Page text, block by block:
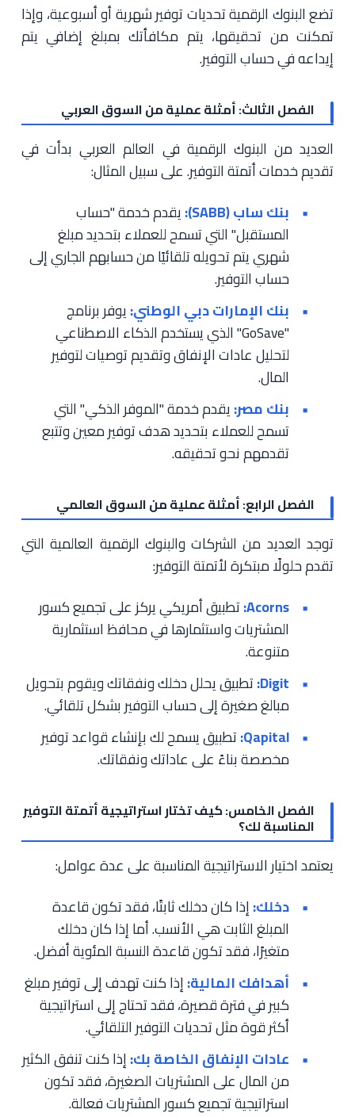
تضع البنوك الرقمية تحديات توفير شهرية أو أسبوعية، وإذا
تمكنت من تحقيقها، يتم مكافأتك بمبلغ إضافي يتم
إيداعه في حساب التوفير.
الفصل الثالث: أمثلة عملية من السوق العربي
العديد من البنوك الرقمية في العالم العربي بدأت في
تقديم خدمات أتمتة التوفير. على سبيل المثال:
بنك ساب (SABB):
يقدم خدمة "حساب
المستقبل" التي تسمح للعملاء بتحديد مبلغ
شهري يتم تحويله تلقائيًا من حسابهم الجاري إلى
حساب التوفير.
بنك الإمارات دبي الوطني:يوفر برنامج
"GoSave" الذي يستخدم الذكاء الاصطناعي
لتحليل عادات الإنفاق وتقديم توصيات لتوفير
المال.
بنك مصر:يقدم خدمة "الموفر الذكي" التي
تسمح للعملاء بتحديد هدف توفير معين وتتبع
تقدمهم نحو تحقيقه.
الفصل الرابع: أمثلة عملية من السوق العالمي
توجد العديد من الشركات والبنوك الرقمية العالمية التي
تقدم حلولًا مبتكرة لأتمتة التوفير:
Acorns: تطبيق أمريكي يركز على تجميع كسور
المشتريات واستثمارها في محافظ استثمارية
متنوعة.
Digit: تطبيق يحلل دخلك ونفقاتك ويقوم بتحويل
مبالغ صغيرة إلى حساب التوفير بشكل تلقائي.
Qapital: تطبيق يسمح لك بإنشاء قواعد توفير
مخصصة بناءً على عاداتك ونفقاتك.
الفصل الخامس: كيف تختار استراتيجية أتمتة التوفير
المناسبة لك؟
يعتمد اختيار الاستراتيجية المناسبة على عدة عوامل:
دخلك:إذا كان دخلك ثابتًا، فقد تكون قاعدة
المبلغ الثابت هي الأنسب. أما إذا كان دخلك
متغيرًا، فقد تكون قاعدة النسبة المئوية أفضل.
أهدافك المالية:إذا كنت تهدف إلى توفير مبلغ
كبير في فترة قصيرة، فقد تحتاج إلى استراتيجية
أكثر قوة مثل تحديات التوفير التلقائي.
عادات الإنفاق الخاصة بك:إذا كنت تنفق الكثير
من المال على المشتريات الصغيرة، فقد تكون
استراتيجية تجميع كسور المشتريات فعالة.